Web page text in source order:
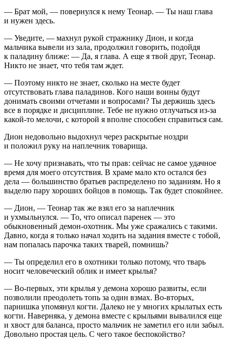
— Брат мой, — повернулся к нему Теонар. — Ты наш глава
и нужен здесь.
— Уведите, — махнул рукой стражнику Дион, и когда
мальчика вывели из зала, продолжил говорить, подойдя
к паладину ближе: — Да, я глава. А еще я твой друг, Теонар.
Никто не знает, что тебя там ждет.
— Поэтому никто не знает, сколько на месте будет
отсутствовать глава паладинов. Кого наши воины будут
донимать своими отчетами и вопросами? Ты держишь здесь
все в порядке и дисциплине. Тебе не нужно отлучаться из-за
какой-то мелочи, с которой я вполне способен справиться сам.
Дион недовольно выдохнул через раскрытые ноздри
и положил руку на наплечник товарища.
— Не хочу признавать, что ты прав: сейчас не самое удачное
время для моего отсутствия. В храме мало кто остался без
дела — большинство братьев распределено по заданиям. Но я
выделю пару хороших бойцов в помощь. Так будет спокойнее.
— Дион, — Теонар так же взял его за наплечник
и ухмыльнулся. — То, что описал паренек — это
обыкновенный демон-охотник. Мы уже сражались с такими.
Давно, когда я только начал ходить на задания вместе с тобой,
нам попалась парочка таких тварей, помнишь?
— Ты определил его в охотники только потому, что тварь
носит человеческий облик и имеет крылья?
— Во-первых, эти крылья у демона хорошо развиты, если
позволили преодолеть топь за один взмах. Во-вторых,
парнишка упомянул когти. Далеко не у многих крылатых есть
когти. Наверняка, у демона вместе с крыльями вывалился еще
и хвост для баланса, просто мальчик не заметил его или забыл.
Довольно простая цель. С чего такое беспокойство?